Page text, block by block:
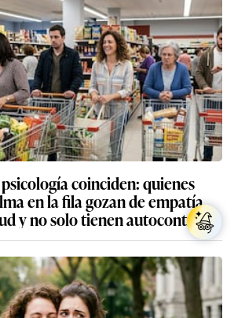
coinciden: quienes
en la fila gozan de empatía
y no solo tienen autocontrol